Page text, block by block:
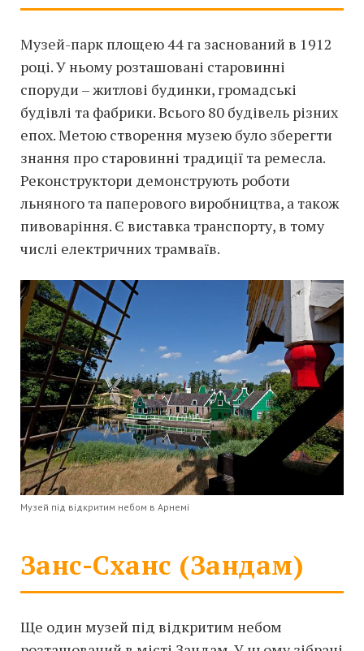
Музей-парк площею 44 га заснований в 1912
році. У ньому розташовані старовинні
споруди – житлові будинки, громадські
будівлі та фабрики. Всього 80 будівель різних
епох. Метою створення музею було зберегти
знання про старовинні традиції та ремесла.
Реконструктори демонструють роботи
льняного та паперового виробництва, а також
пивоваріння. Є виставка транспорту, в тому
числі електричних трамваїв.
Музей під відкритим небом в Арнемі
Занс-Сханс (Зандам)
Ще один музей під відкритим небом